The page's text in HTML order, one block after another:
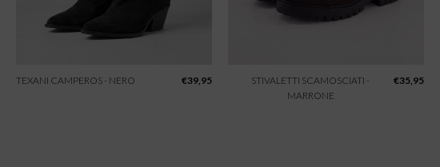
TEXANI CAMPEROS - NERO €39,95
STIVALETTI SCAMOSCIATI -
MARRONE
€35,95